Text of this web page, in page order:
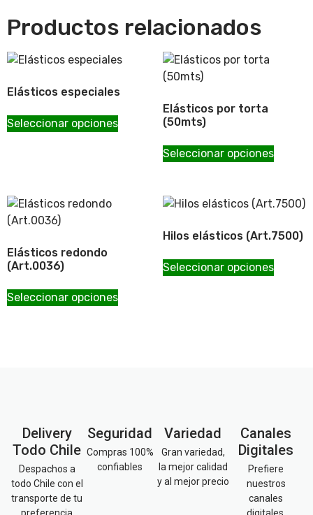
Productos relacionados
Elásticos especiales
Seleccionar opciones
Elásticos por torta
(50mts)
Seleccionar opciones
Elásticos redondo
(Art.0036)
Seleccionar opciones
Hilos elásticos (Art.7500)
Seleccionar opciones
Delivery
Todo Chile
Despachos a
todo Chile con el
transporte de tu
Seguridad
Compras 100%
confiables
Variedad
Gran variedad,
la mejor calidad
y al mejor precio
Canales
Digitales
Prefiere
nuestros
canales